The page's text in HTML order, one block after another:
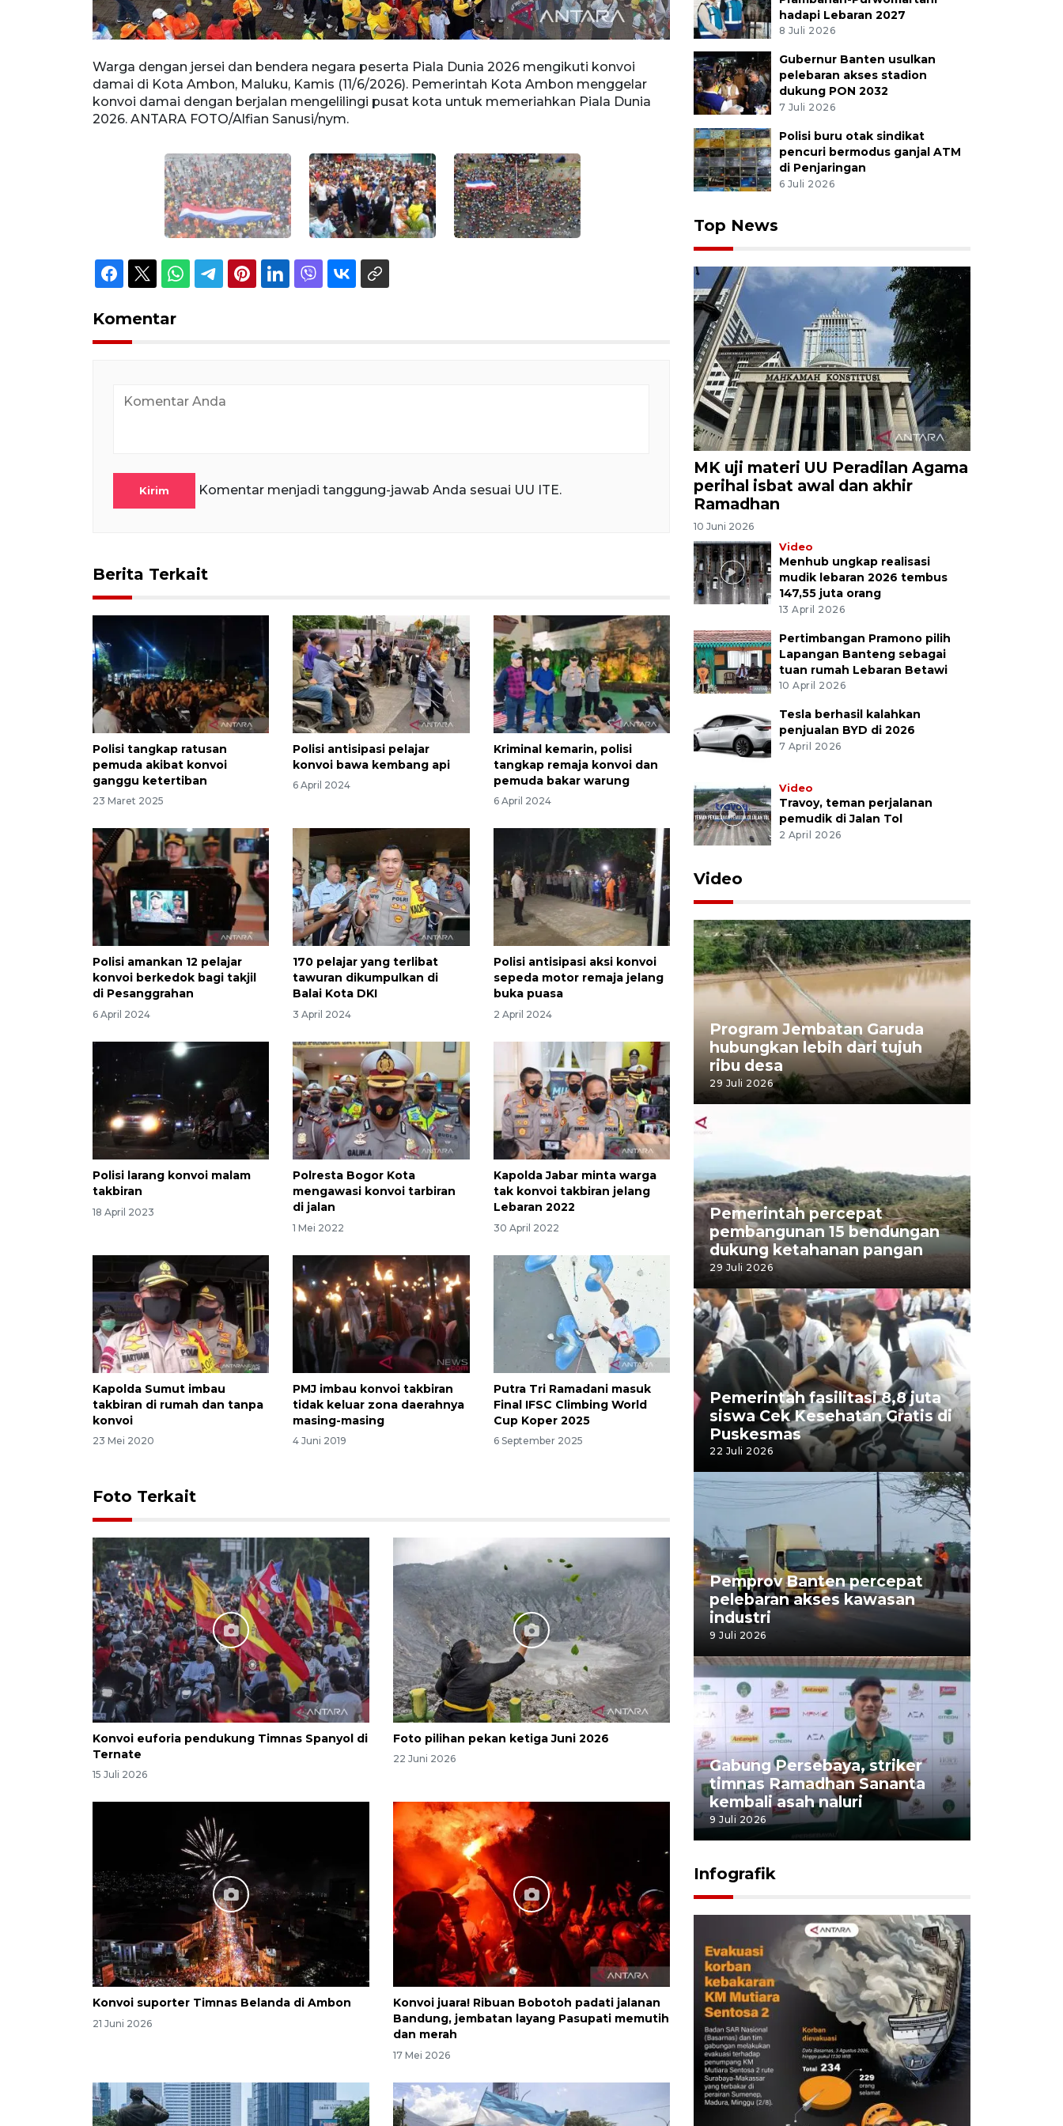
Warga dengan jersei dan bendera negara peserta Piala Dunia 2026 mengikuti konvoi
damai di Kota Ambon, Maluku, Kamis (11/6/2026). Pemerintah Kota Ambon menggelar
konvoi damai dengan berjalan mengelilingi pusat kota untuk memeriahkan Piala Dunia
2026. ANTARA FOTO/Alfian Sanusi/nym.
Warga dengan jersei negara peserta Piala Dunia 2026
Ambon, Maluku, Kamis (11/6/2026). Pemerintah Kota
dengan berjalan mengelilingi pusat kota untuk
FOTO/Alfian Sanusi/nym.
Komentar
Kirim Komentar menjadi tanggung-jawab Anda sesuai UU ITE.
Berita Terkait
Polisi tangkap ratusan
pemuda akibat konvoi
ganggu ketertiban
23 Maret 2025
Polisi antisipasi pelajar
konvoi bawa kembang api
6 April 2024
Kriminal kemarin, polisi
tangkap remaja konvoi dan
pemuda bakar warung
6 April 2024
Polisi amankan 12 pelajar
konvoi berkedok bagi takjil
di Pesanggrahan
6 April 2024
170 pelajar yang terlibat
tawuran dikumpulkan di
Balai Kota DKI
3 April 2024
Polisi antisipasi aksi konvoi
sepeda motor remaja jelang
buka puasa
2 April 2024
Polisi larang konvoi malam
takbiran
18 April 2023
Polresta Bogor Kota
mengawasi konvoi tarbiran
di jalan
1 Mei 2022
Kapolda Jabar minta warga
tak konvoi takbiran jelang
Lebaran 2022
30 April 2022
Kapolda Sumut imbau
takbiran di rumah dan tanpa
konvoi
23 Mei 2020
PMJ imbau konvoi takbiran
tidak keluar zona daerahnya
masing-masing
4 Juni 2019
Putra Tri Ramadani masuk
Final IFSC Climbing World
Cup Koper 2025
6 September 2025
Foto Terkait
Konvoi euforia pendukung Timnas Spanyol di
Ternate
15 Juli 2026
Foto pilihan pekan ketiga Juni 2026
22 Juni 2026
Konvoi suporter Timnas Belanda di Ambon
21 Juni 2026
Konvoi juara! Ribuan Bobotoh padati jalanan
Bandung, jembatan layang Pasupati memutih
dan merah
17 Mei 2026
hadapi Lebaran 2027
8 Juli 2026
Gubernur Banten usulkan
pelebaran akses stadion
dukung PON 2032
7 Juli 2026
Polisi buru otak sindikat
pencuri bermodus ganjal ATM
di Penjaringan
6 Juli 2026
Top News
MK uji materi UU Peradilan Agama
perihal isbat awal dan akhir
Ramadhan
10 Juni 2026
Video
Menhub ungkap realisasi
mudik lebaran 2026 tembus
147,55 juta orang
13 April 2026
Pertimbangan Pramono pilih
Lapangan Banteng sebagai
tuan rumah Lebaran Betawi
10 April 2026
Tesla berhasil kalahkan
penjualan BYD di 2026
7 April 2026
Video
Travoy, teman perjalanan
pemudik di Jalan Tol
2 April 2026
Video
Program Jembatan Garuda
hubungkan lebih dari tujuh
ribu desa
29 Juli 2026
Pemerintah percepat
pembangunan 15 bendungan
dukung ketahanan pangan
29 Juli 2026
Pemerintah fasilitasi 8,8 juta
siswa Cek Kesehatan Gratis di
Puskesmas
22 Juli 2026
Pemprov Banten percepat
pelebaran akses kawasan
industri
9 Juli 2026
Gabung Persebaya, striker
timnas Ramadhan Sananta
kembali asah naluri
9 Juli 2026
Infografik